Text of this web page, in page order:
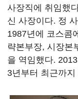
사장직에 취임했
신 사장이다. 정
1987년에 코스콤
략본부장, 시장본
을 역임했다.
3년부터 최근까